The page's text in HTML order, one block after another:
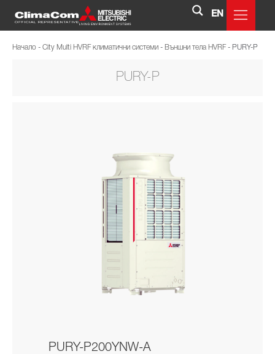
EN
Начало - City Multi HVRF климатични системи - Външни тела HVRF - PURY-P
PURY-P
PURY-P200YNW-A